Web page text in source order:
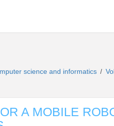
science and informatics /
A MOBILE